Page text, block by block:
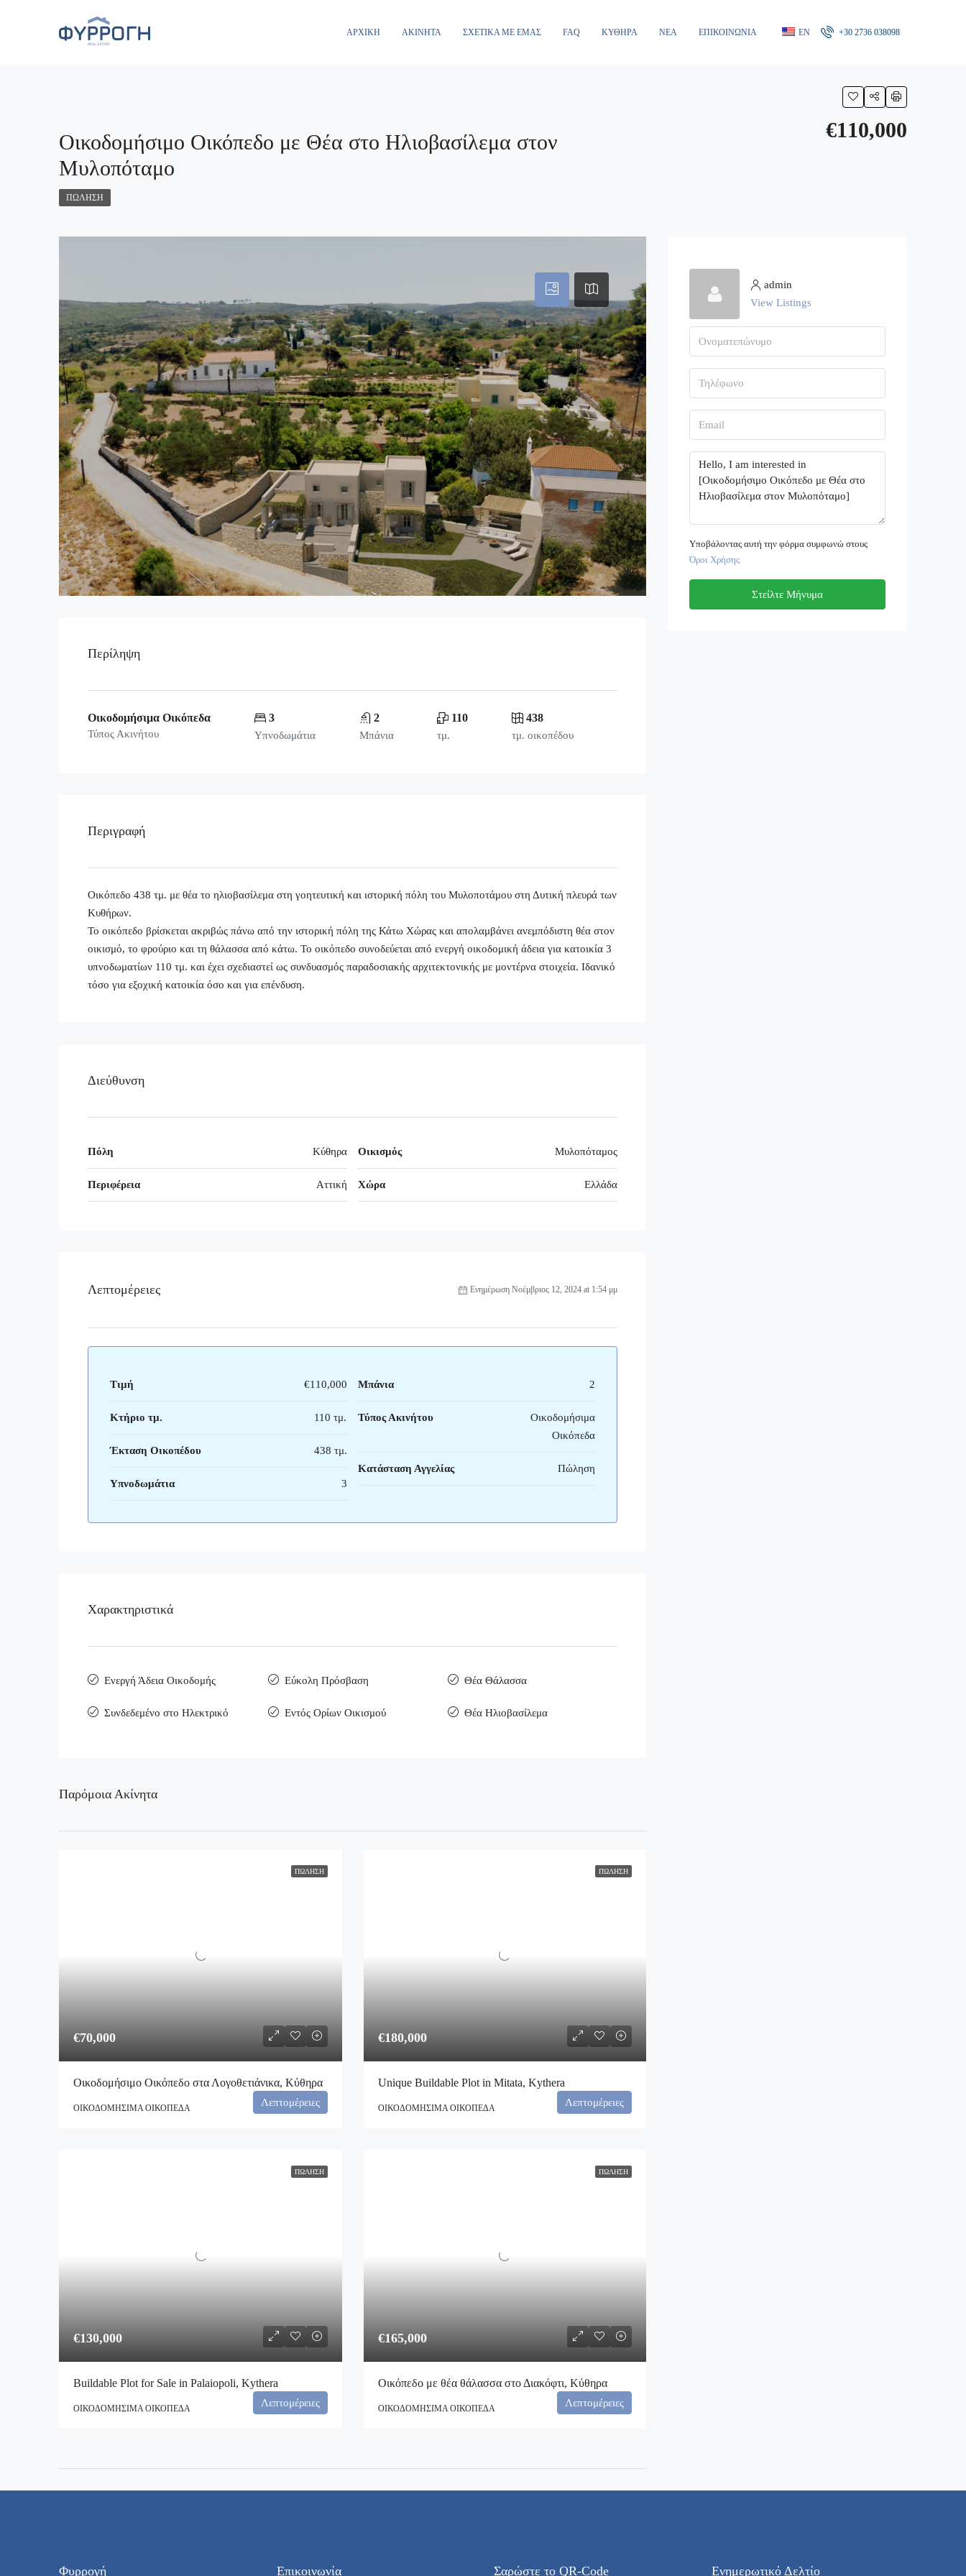
ΑΡΧΙΚΉ ΑΚΊΝΗΤΑ ΣΧΕΤΙΚΆ ΜΕ ΕΜΆΣ FAQ ΚΎΘΗΡΑ ΝΈΑ ΕΠΙΚΟΙΝΩΝΊΑ EN +30 2736 038098
Οικοδομήσιμο Οικόπεδο με Θέα στο Ηλιοβασίλεμα στον
Μυλοπόταμο
€110,000
ΠΏΛΗΣΗ
Περίληψη
Οικοδομήσιμα Οικόπεδα
Τύπος Ακινήτου
3
Υπνοδωμάτια
2
Μπάνια
110
τμ.
438
τμ. οικοπέδου
Περιγραφή
Οικόπεδο 438 τμ. με θέα το ηλιοβασίλεμα στη γοητευτική και ιστορική πόλη του Μυλοποτάμου στη Δυτική πλευρά των
Κυθήρων.
Το οικόπεδο βρίσκεται ακριβώς πάνω από την ιστορική πόλη της Κάτω Χώρας και απολαμβάνει ανεμπόδιστη θέα στον
οικισμό, το φρούριο και τη θάλασσα από κάτω. Το οικόπεδο συνοδεύεται από ενεργή οικοδομική άδεια για κατοικία 3
υπνοδωματίων 110 τμ. και έχει σχεδιαστεί ως συνδυασμός παραδοσιακής αρχιτεκτονικής με μοντέρνα στοιχεία. Ιδανικό
τόσο για εξοχική κατοικία όσο και για επένδυση.
Διεύθυνση
Πόλη Κύθηρα
Περιφέρεια Αττική
Οικισμός Μυλοπόταμος
Χώρα Ελλάδα
Λεπτομέρειες Ενημέρωση Νοέμβριος 12, 2024 at 1:54 μμ
Τιμή €110,000
Κτήριο τμ. 110 τμ.
Έκταση Οικοπέδου 438 τμ.
Υπνοδωμάτια 3
Μπάνια 2
Τύπος Ακινήτου
Οικοδομήσιμα
Οικόπεδα
Κατάσταση Αγγελίας Πώληση
Χαρακτηριστικά
Ενεργή Άδεια Οικοδομής
Συνδεδεμένο στο Ηλεκτρικό
Εύκολη Πρόσβαση
Εντός Ορίων Οικισμού
Θέα Θάλασσα
Θέα Ηλιοβασίλεμα
Παρόμοια Ακίνητα
ΠΏΛΗΣΗ
€70,000
Οικοδομήσιμο Οικόπεδο στα Λογοθετιάνικα, Κύθηρα
ΟΙΚΟΔΟΜΉΣΙΜΑ ΟΙΚΌΠΕΔΑ Λεπτομέρειες
ΠΏΛΗΣΗ
€180,000
Unique Buildable Plot in Mitata, Kythera
ΟΙΚΟΔΟΜΉΣΙΜΑ ΟΙΚΌΠΕΔΑ Λεπτομέρειες
ΠΏΛΗΣΗ
€130,000
Buildable Plot for Sale in Palaiopoli, Kythera
ΟΙΚΟΔΟΜΉΣΙΜΑ ΟΙΚΌΠΕΔΑ Λεπτομέρειες
ΠΏΛΗΣΗ
€165,000
Οικόπεδο με θέα θάλασσα στο Διακόφτι, Κύθηρα
ΟΙΚΟΔΟΜΉΣΙΜΑ ΟΙΚΌΠΕΔΑ Λεπτομέρειες
admin
View Listings
Υποβάλοντας αυτή την φόρμα συμφωνώ στους
Όροι Χρήσης
Στείλτε Μήνυμα
Φυρρογή Επικοινωνία Σαρώστε το QR-Code Ενημερωτικό Δελτίο